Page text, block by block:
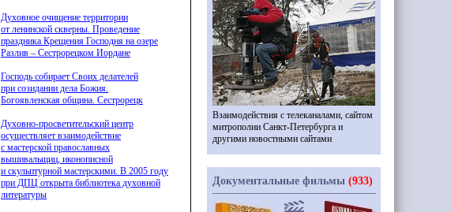
Духовное очищение территории
от ленинской скверны. Проведение
праздника Крещения Господня на озере
Разлив – Сестрорецком Иордане
Господь собирает Своих делателей
при созидании дела Божия.
Богоявленская община. Сестрорецк
Духовно-просветительский центр
осуществляет взаимодействие
с мастерской православных
вышивальщиц, иконописной
и скульптурной мастерскими. В 2005 году
при ДПЦ открыта библиотека духовной
литературы
Взаимодействия с телеканалами, сайтом
митрополии Санкт-Петербурга и
другими новостными сайтами
Документальные фильмы (933)